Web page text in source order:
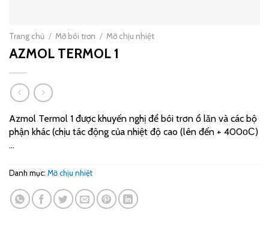
Trang chủ / Mỡ bôi trơn / Mỡ chịu nhiệt
AZMOL TERMOL 1
Azmol Termol 1 được khuyến nghị để bôi trơn ổ lăn và các bộ
phận khác (chịu tác động của nhiệt độ cao (lên đến + 400оС)
…
Danh mục: Mỡ chịu nhiệt